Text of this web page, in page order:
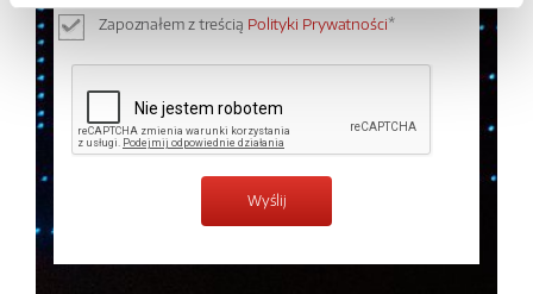
Zapoznałem z treścią Polityki Prywatności*